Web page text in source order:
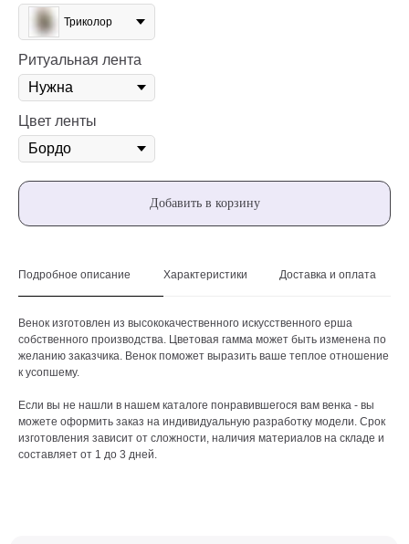
Триколор
Ритуальная лента
Цвет ленты
Добавить в корзину
Подробное описание Характеристики Доставка и оплата
Венок изготовлен из высококачественного искусственного ерша
собственного производства. Цветовая гамма может быть изменена по
желанию заказчика. Венок поможет выразить ваше теплое отношение
к усопшему.
Если вы не нашли в нашем каталоге понравившегося вам венка - вы
можете оформить заказ на индивидуальную разработку модели. Срок
изготовления зависит от сложности, наличия материалов на складе и
составляет от 1 до 3 дней.